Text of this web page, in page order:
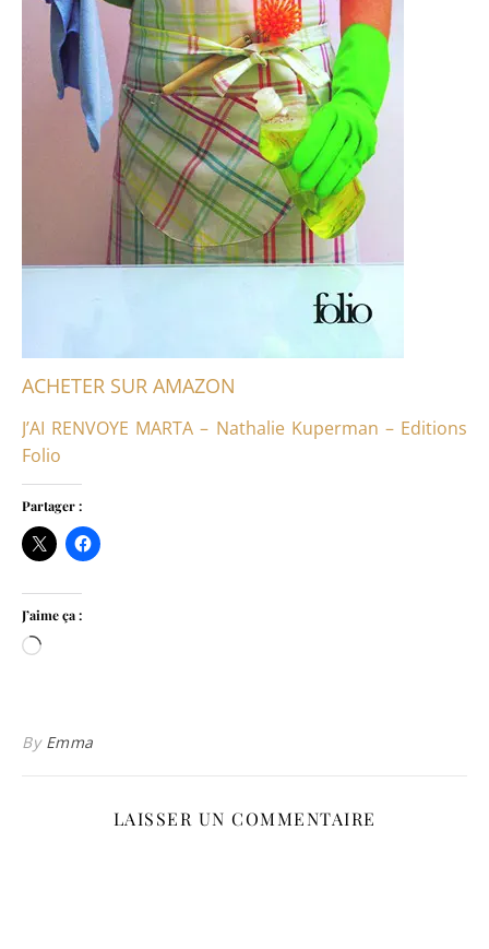
ACHETER SUR AMAZON
J’AI RENVOYE MARTA – Nathalie Kuperman – Editions
Folio
Partager :
J’aime ça :
Chargement…
By Emma
LAISSER UN COMMENTAIRE